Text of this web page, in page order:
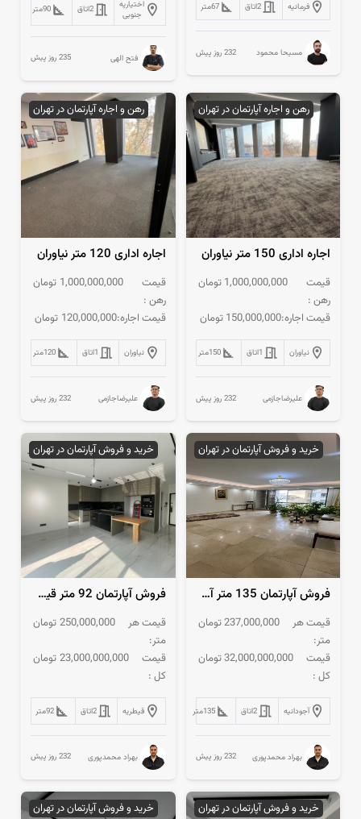
فرمانیه 2اتاق 67متر
مسیحا محمود 232 روز پیش
اختیاریه
جنوبی
2اتاق 90متر
فتح الهی 235 روز پیش
رهن و اجاره آپارتمان در تهران
اجاره اداری 150 متر نیاوران
قیمت
رهن :
1,000,000,000 تومان
قیمت اجاره:150,000,000 تومان
نیاوران 1اتاق 150متر
علیرضاجازمی 232 روز پیش
رهن و اجاره آپارتمان در تهران
اجاره اداری 120 متر نیاوران
قیمت
رهن :
1,000,000,000 تومان
قیمت اجاره:120,000,000 تومان
نیاوران 1اتاق 120متر
علیرضاجازمی 232 روز پیش
خرید و فروش آپارتمان در تهران
فروش آپارتمان 135 متر آجودانیه 2 پارکینگ سندی مشاعات آبی
قیمت هر
متر:
237,000,000تومان
قیمت
کل :
32,000,000,000تومان
آجودانیه 2اتاق 135متر
بهراد محمدپوری 232 روز پیش
خرید و فروش آپارتمان در تهران
فروش آپارتمان 92 متر قیطریه فول امکانات 3 بالکن کاربردی
قیمت هر
متر:
250,000,000 تومان
قیمت
کل :
23,000,000,000 تومان
قیطریه 2اتاق 92متر
بهراد محمدپوری 232 روز پیش
خرید و فروش آپارتمان در تهران خرید و فروش آپارتمان در تهران